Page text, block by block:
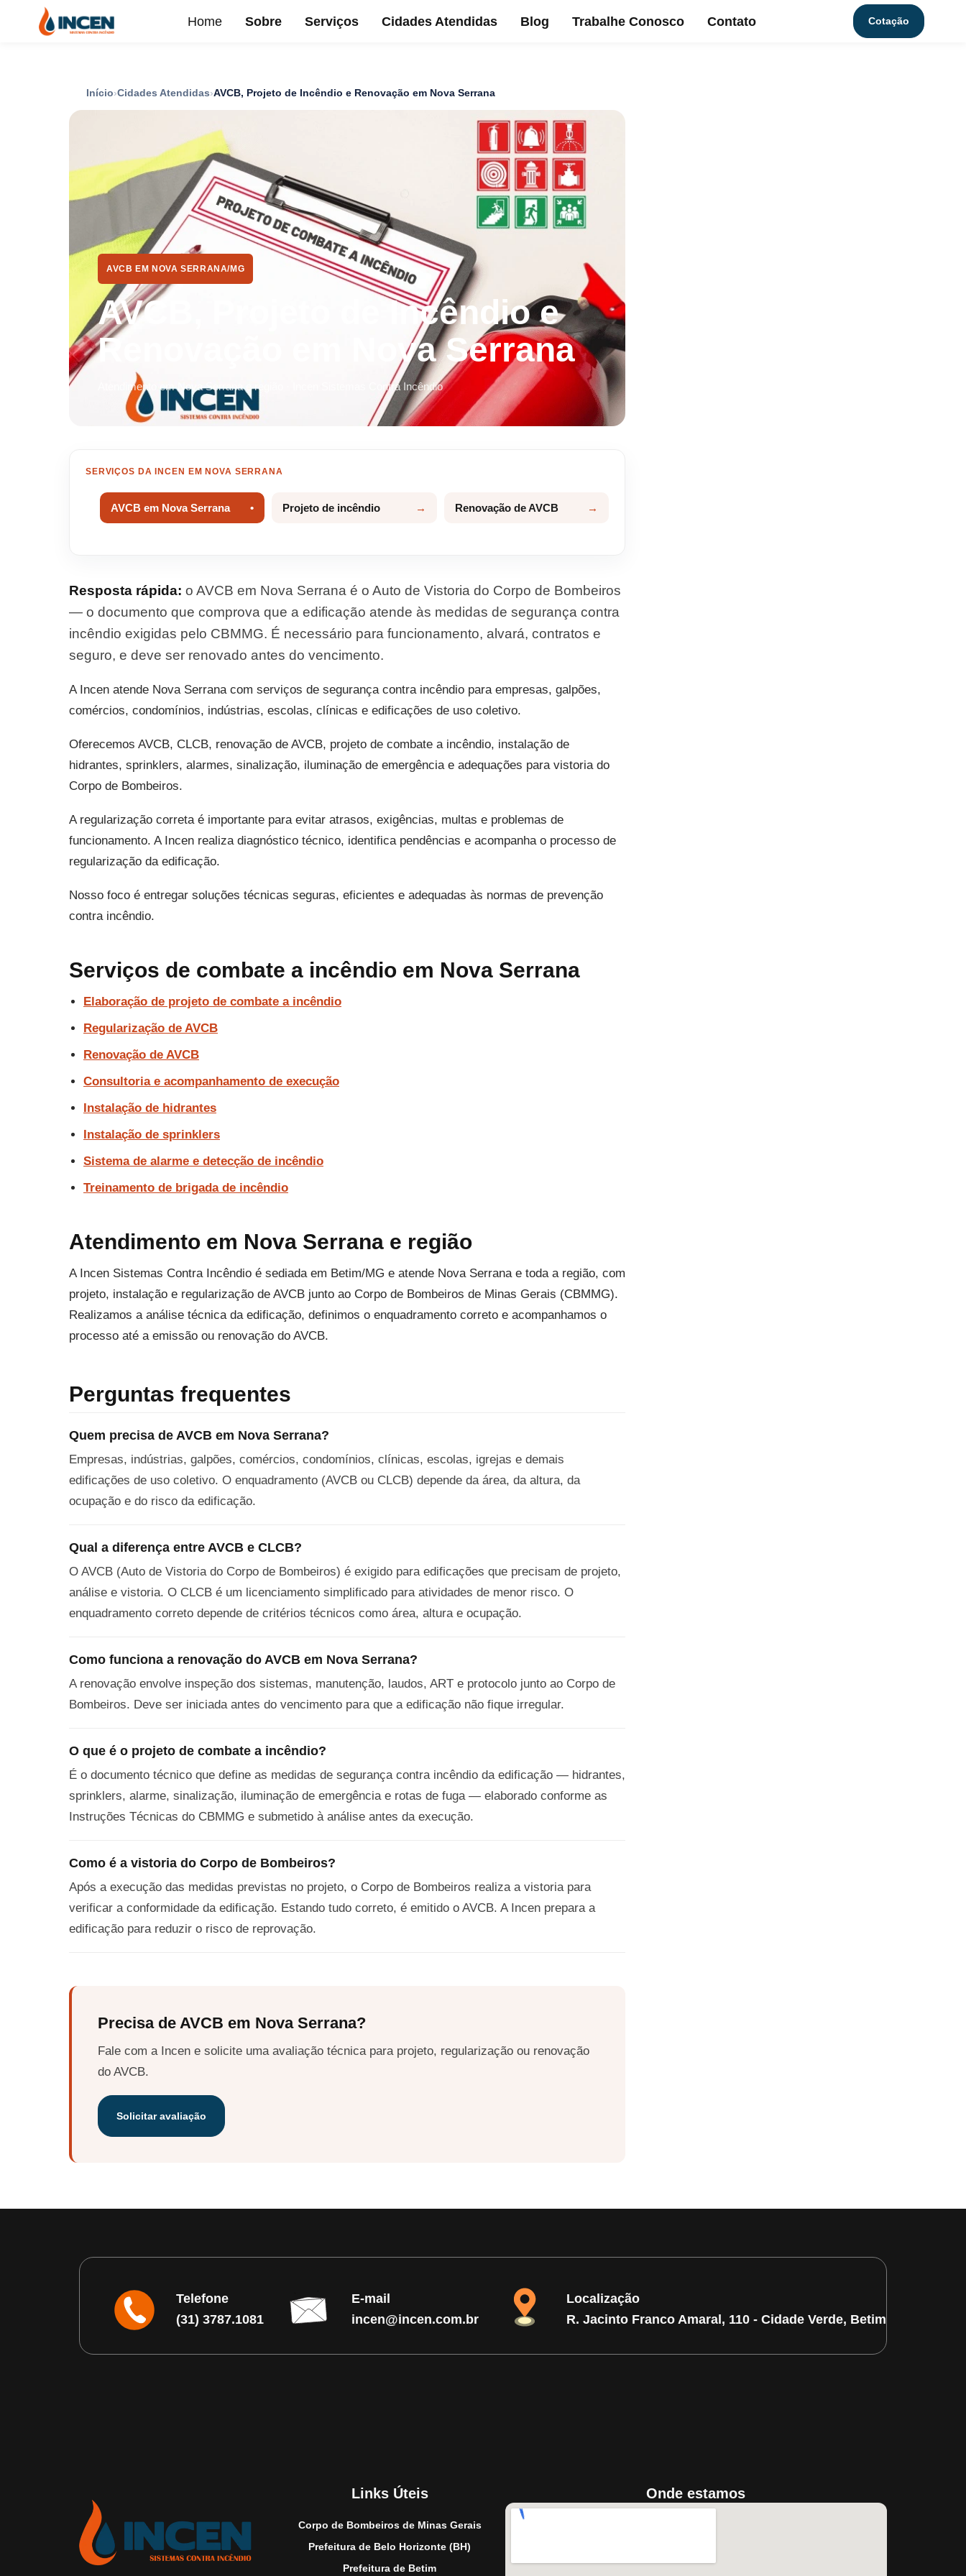
Home Sobre Serviços Cidades Atendidas Blog Trabalhe Conosco Contato Cotação
Início Cidades Atendidas AVCB, Projeto de Incêndio e Renovação em Nova Serrana
AVCB EM NOVA SERRANA/MG
AVCB, Projeto de Incêndio e
Renovação em Nova Serrana
Atendimento em Nova Serrana e região · Incen Sistemas Contra Incêndio
SERVIÇOS DA INCEN EM NOVA SERRANA
AVCB em Nova Serrana Projeto de incêndio Renovação de AVCB
Resposta rápida: o AVCB em Nova Serrana é o Auto de Vistoria do Corpo de Bombeiros
— o documento que comprova que a edificação atende às medidas de segurança contra
incêndio exigidas pelo CBMMG. É necessário para funcionamento, alvará, contratos e
seguro, e deve ser renovado antes do vencimento.
A Incen atende Nova Serrana com serviços de segurança contra incêndio para empresas, galpões,
comércios, condomínios, indústrias, escolas, clínicas e edificações de uso coletivo.
Oferecemos AVCB, CLCB, renovação de AVCB, projeto de combate a incêndio, instalação de
hidrantes, sprinklers, alarmes, sinalização, iluminação de emergência e adequações para vistoria do
Corpo de Bombeiros.
A regularização correta é importante para evitar atrasos, exigências, multas e problemas de
funcionamento. A Incen realiza diagnóstico técnico, identifica pendências e acompanha o processo de
regularização da edificação.
Nosso foco é entregar soluções técnicas seguras, eficientes e adequadas às normas de prevenção
contra incêndio.
Serviços de combate a incêndio em Nova Serrana
Elaboração de projeto de combate a incêndio
Regularização de AVCB
Renovação de AVCB
Consultoria e acompanhamento de execução
Instalação de hidrantes
Instalação de sprinklers
Sistema de alarme e detecção de incêndio
Treinamento de brigada de incêndio
Atendimento em Nova Serrana e região
A Incen Sistemas Contra Incêndio é sediada em Betim/MG e atende Nova Serrana e toda a região, com
projeto, instalação e regularização de AVCB junto ao Corpo de Bombeiros de Minas Gerais (CBMMG).
Realizamos a análise técnica da edificação, definimos o enquadramento correto e acompanhamos o
processo até a emissão ou renovação do AVCB.
Perguntas frequentes
Quem precisa de AVCB em Nova Serrana?
Empresas, indústrias, galpões, comércios, condomínios, clínicas, escolas, igrejas e demais
edificações de uso coletivo. O enquadramento (AVCB ou CLCB) depende da área, da altura, da
ocupação e do risco da edificação.
Qual a diferença entre AVCB e CLCB?
O AVCB (Auto de Vistoria do Corpo de Bombeiros) é exigido para edificações que precisam de projeto,
análise e vistoria. O CLCB é um licenciamento simplificado para atividades de menor risco. O
enquadramento correto depende de critérios técnicos como área, altura e ocupação.
Como funciona a renovação do AVCB em Nova Serrana?
A renovação envolve inspeção dos sistemas, manutenção, laudos, ART e protocolo junto ao Corpo de
Bombeiros. Deve ser iniciada antes do vencimento para que a edificação não fique irregular.
O que é o projeto de combate a incêndio?
É o documento técnico que define as medidas de segurança contra incêndio da edificação — hidrantes,
sprinklers, alarme, sinalização, iluminação de emergência e rotas de fuga — elaborado conforme as
Instruções Técnicas do CBMMG e submetido à análise antes da execução.
Como é a vistoria do Corpo de Bombeiros?
Após a execução das medidas previstas no projeto, o Corpo de Bombeiros realiza a vistoria para
verificar a conformidade da edificação. Estando tudo correto, é emitido o AVCB. A Incen prepara a
edificação para reduzir o risco de reprovação.
Precisa de AVCB em Nova Serrana?
Fale com a Incen e solicite uma avaliação técnica para projeto, regularização ou renovação
do AVCB.
Solicitar avaliação
Telefone
(31) 3787.1081
E-mail
incen@incen.com.br
Localização
R. Jacinto Franco Amaral, 110 - Cidade Verde, Betim/MG
Links Úteis
Corpo de Bombeiros de Minas Gerais
Prefeitura de Belo Horizonte (BH)
Prefeitura de Betim
Onde estamos